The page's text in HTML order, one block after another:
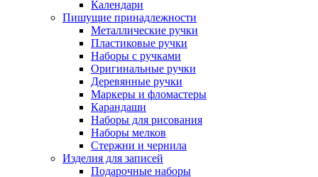
Календари
Пишущие принадлежности
Металлические ручки
Пластиковые ручки
Наборы с ручками
Оригинальные ручки
Деревянные ручки
Маркеры и фломастеры
Карандаши
Наборы для рисования
Наборы мелков
Стержни и чернила
Изделия для записей
Подарочные наборы